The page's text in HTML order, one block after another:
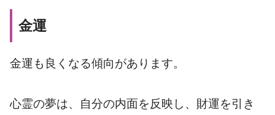
金運
金運も良くなる傾向があります。
心霊の夢は、自分の内面を反映し、財運を引き